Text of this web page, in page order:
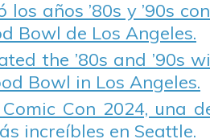
los años ’80s y ’90s
Bowl de Los Angeles.
the ’80s and ’90s
Bowl in Los Angeles.
Con 2024, una
increíbles en Seattle.